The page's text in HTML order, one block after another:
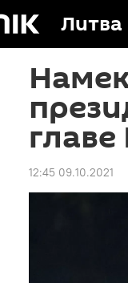
Литва
12:45 09.10.2021